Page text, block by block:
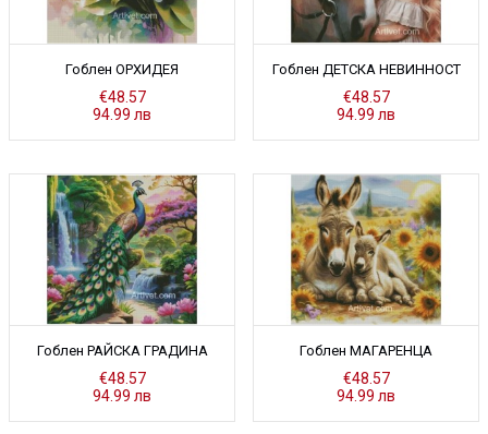
Гоблен ОРХИДЕЯ
€48.57
94.99 лв
Гоблен ДЕТСКА НЕВИННОСТ
€48.57
94.99 лв
Гоблен РАЙСКА ГРАДИНА
€48.57
94.99 лв
Гоблен МАГАРЕНЦA
€48.57
94.99 лв